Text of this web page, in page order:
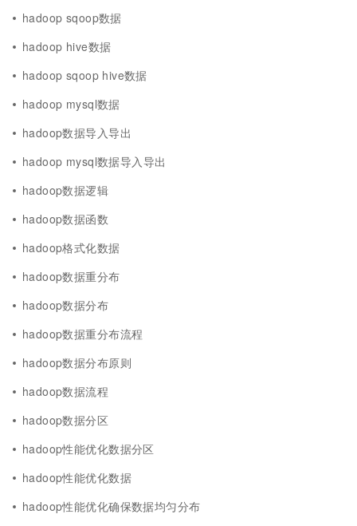
hadoop sqoop数据
hadoop hive数据
hadoop sqoop hive数据
hadoop mysql数据
hadoop数据导入导出
hadoop mysql数据导入导出
hadoop数据逻辑
hadoop数据函数
hadoop格式化数据
hadoop数据重分布
hadoop数据分布
hadoop数据重分布流程
hadoop数据分布原则
hadoop数据流程
hadoop数据分区
hadoop性能优化数据分区
hadoop性能优化数据
hadoop性能优化确保数据均匀分布